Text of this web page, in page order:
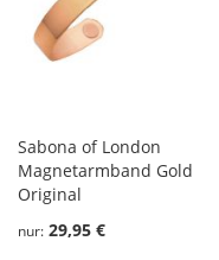
Sabona of London
Magnetarmband Gold
Original
nur 29,95 €